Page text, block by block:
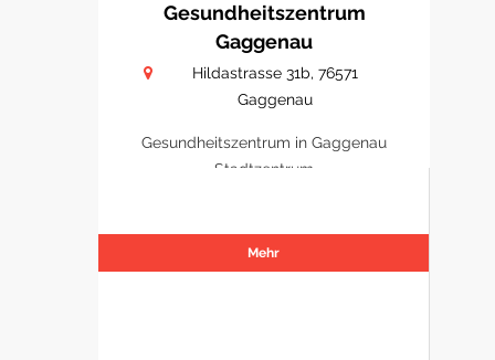
Gesundheitszentrum
Gaggenau
Hildastrasse 31b, 76571
Gaggenau
Gesundheitszentrum in Gaggenau
Stadtzentrum
Mehr